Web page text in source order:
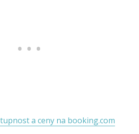
a ceny na booking.com